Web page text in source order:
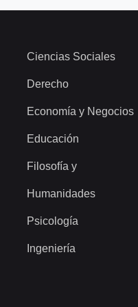
Ciencias Sociales
Derecho
Economía y Negocios
Educación
Filosofía y
Humanidades
Psicología
Ingeniería